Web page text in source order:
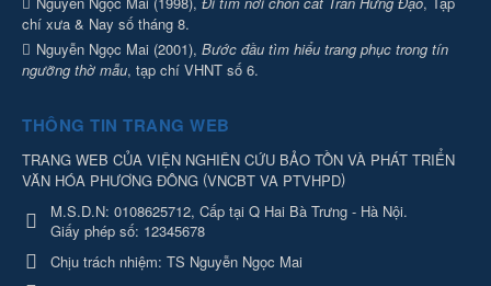
chí xưa & Nay số tháng 8.
Nguyễn Ngọc Mai (2001), Bước đầu tìm hiểu trang phục trong tín
ngưỡng thờ mẫu, tạp chí VHNT số 6.
THÔNG TIN TRANG WEB
TRANG WEB CỦA VIỆN NGHIÊN CỨU BẢO TỒN VÀ PHÁT TRIỂN
VĂN HÓA PHƯƠNG ĐÔNG (VNCBT VA PTVHPD)
M.S.D.N: 0108625712, Cấp tại Q Hai Bà Trưng - Hà Nội.
Giấy phép số: 12345678
Chịu trách nhiệm: TS Nguyễn Ngọc Mai